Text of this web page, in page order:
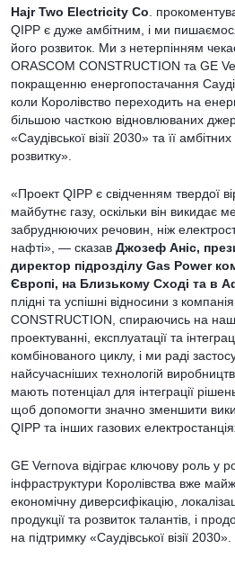
Hajr Two Electricity Co .
QIPP є дуже амбітним, і ми
його розвиток. Ми з нетерпінням
ORASCOM CONSTRUCTION та GE
покращенню енергопостачання
коли Королівство переходить на
більшою часткою відновлюваних
«Саудівської візії 2030» та її
розвитку».
«Проект QIPP є свідченням твердої
майбутнє газу, оскільки він викидає
забруднюючих речовин, ніж
нафті», — сказав Джозеф Аніс,
директор підрозділу Gas Power
Європі, на Близькому Сході та в
плідні та успішні відносини з
CONSTRUCTION, спираючись на наш
проектуванні, експлуатації та
комбінованого циклу, і ми раді
найсучасніших технологій
мають потенціал для інтеграції
щоб допомогти значно зменшити
QIPP та інших газових
GE Vernova відіграє ключову роль у
інфраструктури Королівства вже
економічну диверсифікацію,
продукції та розвиток талантів, і
на підтримку «Саудівської візії 2030».